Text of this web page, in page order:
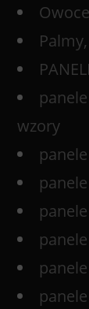
Owoce
wzory